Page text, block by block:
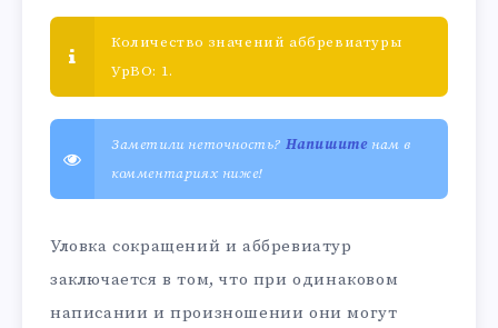
Количество значений аббревиатуры
УрВО: 1.
Заметили неточность? Напишитенам в
комментариях ниже!
Уловка сокращений и аббревиатур
заключается в том, что при одинаковом
написании и произношении они могут